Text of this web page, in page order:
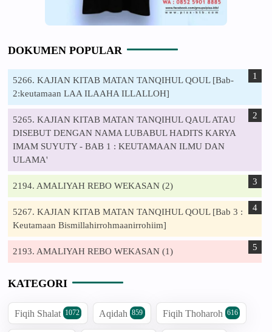
DOKUMEN POPULAR
5266. KAJIAN KITAB MATAN TANQIHUL QOUL [Bab-
2:keutamaan LAA ILAAHA ILLALLOH]
5265. KAJIAN KITAB MATAN TANQIHUL QAUL ATAU
DISEBUT DENGAN NAMA LUBABUL HADITS KARYA
IMAM SUYUTY - BAB 1 : KEUTAMAAN ILMU DAN
ULAMA'
2194. AMALIYAH REBO WEKASAN (2)
5267. KAJIAN KITAB MATAN TANQIHUL QOUL [Bab 3 :
Keutamaan Bismillahirrohmaanirrohiim]
2193. AMALIYAH REBO WEKASAN (1)
KATEGORI
Fiqih Shalat 1072 Aqidah 859 Fiqih Thoharoh 616